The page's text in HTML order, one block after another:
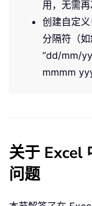
用，无需再
创建自定
分隔符（
“dd/mm/
mmmm
关于 Excel
问题